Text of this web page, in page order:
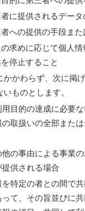
に提供されるデータ
への提供の手段また
求めに応じて個人
停止すること
かかわらず、次に掲
ものとします。
目的の達成に必要
取扱いの全部また
他の事由による事業
提供される場合
特定の者との間で
って、その旨並びに